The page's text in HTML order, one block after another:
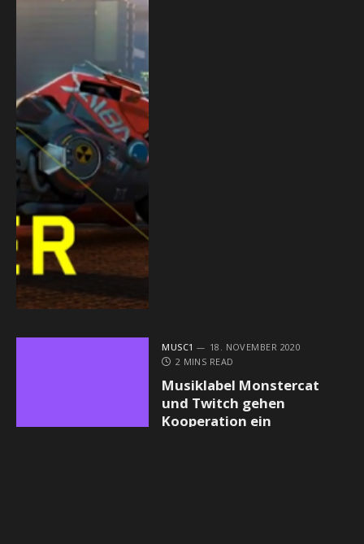
MUSC1
18. NOVEMBER 2020
2 MINS READ
Musiklabel Monstercat
und Twitch gehen
Kooperation ein